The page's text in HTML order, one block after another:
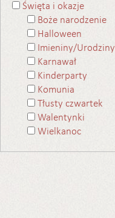
Święta i okazje
Boże narodzenie
Halloween
Imieniny/Urodziny
Karnawał
Kinderparty
Komunia
Tłusty czwartek
Walentynki
Wielkanoc